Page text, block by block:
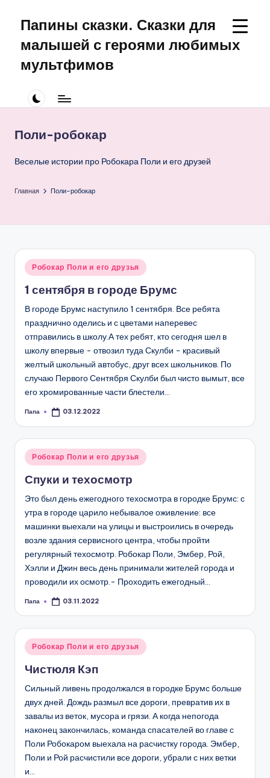
Перейти
содержимому
Папины сказки. Сказки для
малышей с героями любимых
мультфимов
для
малышей
Щенячий
Поли-робокар
Веселые истории про Робокара Поли и его друзей
Главная Поли-робокар
Опубликовано
Робокар Поли и его друзья
1 сентября в городе Брумс
В городе Брумс наступило 1 сентября. Все ребята
празднично оделись и с цветами наперевес
отправились в школу.А тех ребят, кто сегодня шел в
школу впервые - отвозил туда Скулби - красивый
желтый школьный автобус, друг всех школьников. По
случаю Первого Сентября Скулби был чисто вымыт, все
его хромированные части блестели…
Запись
Папа 03.12.2022
Опубликовано
Робокар Поли и его друзья
Спуки и техосмотр
Это был день ежегодного техосмотра в городке Брумс: с
утра в городе царило небывалое оживление: все
машинки выехали на улицы и выстроились в очередь
возле здания сервисного центра, чтобы пройти
регулярный техосмотр. Робокар Поли, Эмбер, Рой,
Хэлли и Джин весь день принимали жителей города и
проводили их осмотр.- Проходить ежегодный…
Запись
Папа 03.11.2022
Опубликовано
Робокар Поли и его друзья
Чистюля Кэп
Сильный ливень продолжался в городке Брумс больше
двух дней. Дождь размыл все дороги, превратив их в
завалы из веток, мусора и грязи. А когда непогода
наконец закончилась, команда спасателей во главе с
Поли Робокаром выехала на расчистку города. Эмбер,
Поли и Рой расчистили все дороги, убрали с них ветки
и…